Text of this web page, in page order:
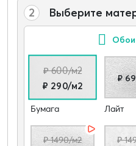
2 Выберите
₽ 600/м2
₽ 290/м2
Бумага
₽
Лайт
₽ 1490/м2
₽